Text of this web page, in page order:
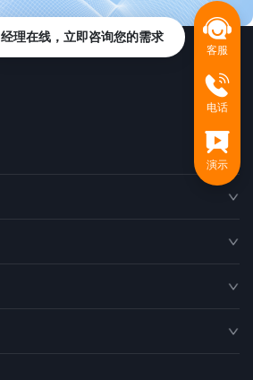
客服
电话
演示
经理在线，立即咨询您的需求